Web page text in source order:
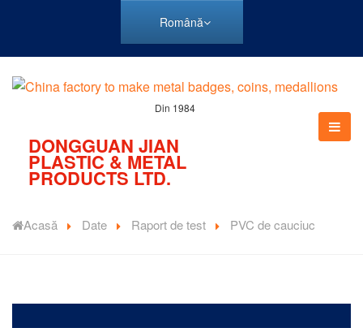
Română
Din 1984
DONGGUAN JIAN
PLASTIC & METAL
PRODUCTS LTD.
Acasă Date Raport de test PVC de cauciuc